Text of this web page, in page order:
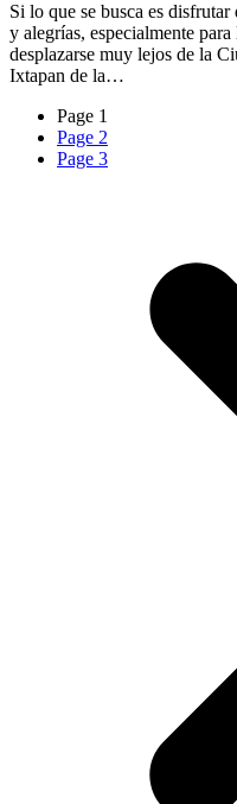
Si lo que se busca es
y alegrías, especialmente
desplazarse muy lejos de la
Ixtapan de la…
Page 1
Page 2
Page 3